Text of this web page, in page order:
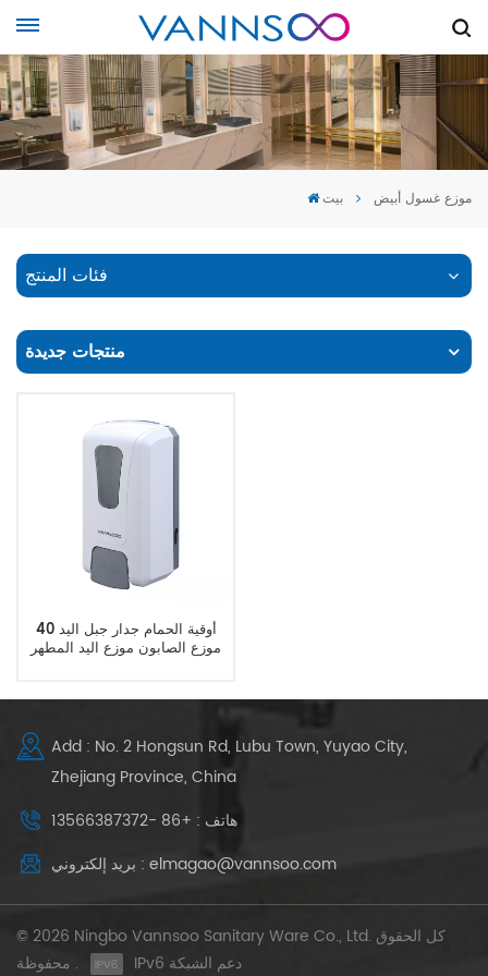
بيت موزع غسول أبيض
فئات المنتج
منتجات جديدة
40 أوقية الحمام جدار جبل اليد
موزع الصابون موزع اليد المطهر
Add : No. 2 Hongsun Rd, Lubu Town, Yuyao City,
Zhejiang Province, China
هاتف : +86 -13566387372
بريد إلكتروني : elmagao@vannsoo.com
© 2026 Ningbo Vannsoo Sanitary Ware Co., Ltd. كل الحقوق
محفوظة .
IPv6 دعم الشبكة